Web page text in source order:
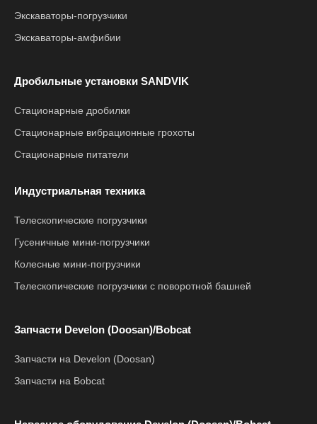
Экскаваторы-погрузчики
Экскаваторы-амфибии
Дробильные установки SANDVIK
Стационарные дробилки
Стационарные вибрационные грохоты
Стационарные питатели
Индустриальная техника
Телескопические погрузчики
Гусеничные мини-погрузчики
Колесные мини-погрузчики
Телескопические погрузчики с поворотной башней
Запчасти Develon (Doosan)/Bobcat
Запчасти на Develon (Doosan)
Запчасти на Bobcat